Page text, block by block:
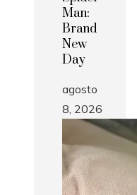
Man:
Brand
New
Day
agosto
8, 2026